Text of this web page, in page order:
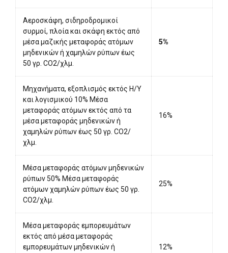
Αεροσκάφη, σιδηροδρομικοί
συρμοί, πλοία και σκάφη εκτός από
μέσα μαζικής μεταφοράς ατόμων
μηδενικών ή χαμηλών ρύπων έως
50 γρ. CO2/χλμ.
5%
Μηχανήματα, εξοπλισμός εκτός Η/Υ
και λογισμικού 10% Μέσα
μεταφοράς ατόμων εκτός από τα
μέσα μεταφοράς μηδενικών ή
χαμηλών ρύπων έως 50 γρ. CΟ2/
χλμ.
16%
Μέσα μεταφοράς ατόμων μηδενικών
ρύπων 50% Μέσα μεταφοράς
ατόμων χαμηλών ρύπων έως 50 γρ.
CO2/χλμ.
25%
Μέσα μεταφοράς εμπορευμάτων
εκτός από μέσα μεταφοράς
εμπορευμάτων μηδενικών ή
12%